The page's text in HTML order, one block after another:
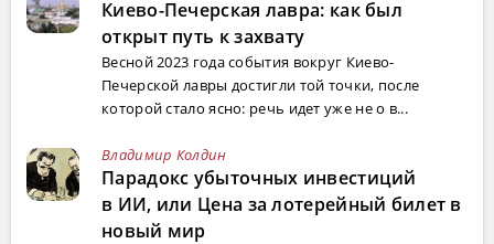
Киево-Печерская лавра: как был
открыт путь к захвату
Весной 2023 года события вокруг Киево-
Печерской лавры достигли той точки, после
которой стало ясно: речь идет уже не о в...
Владимир Колдин
Парадокс убыточных инвестиций
в ИИ, или Цена за лотерейный билет в
новый мир